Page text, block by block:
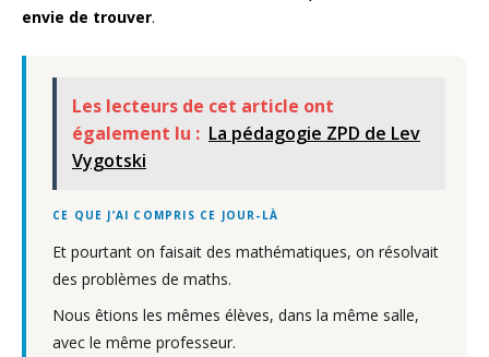
envie de trouver.
Les lecteurs de cet article ont
également lu : La pédagogie ZPD de Lev
Vygotski
CE QUE J’AI COMPRIS CE JOUR-LÀ
Et pourtant on faisait des mathématiques, on résolvait
des problèmes de maths.
Nous êtions les mêmes élèves, dans la même salle,
avec le même professeur.